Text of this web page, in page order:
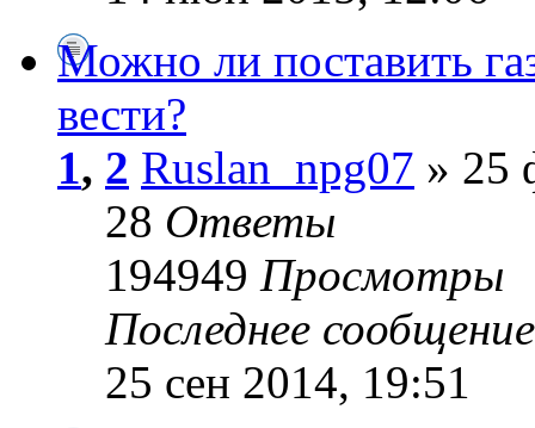
Можно ли поставить
вести?
1, 2 Ruslan_npg07 » 25
28 Ответы
194949 Просмотры
Последнее
25 сен 2014, 19:51